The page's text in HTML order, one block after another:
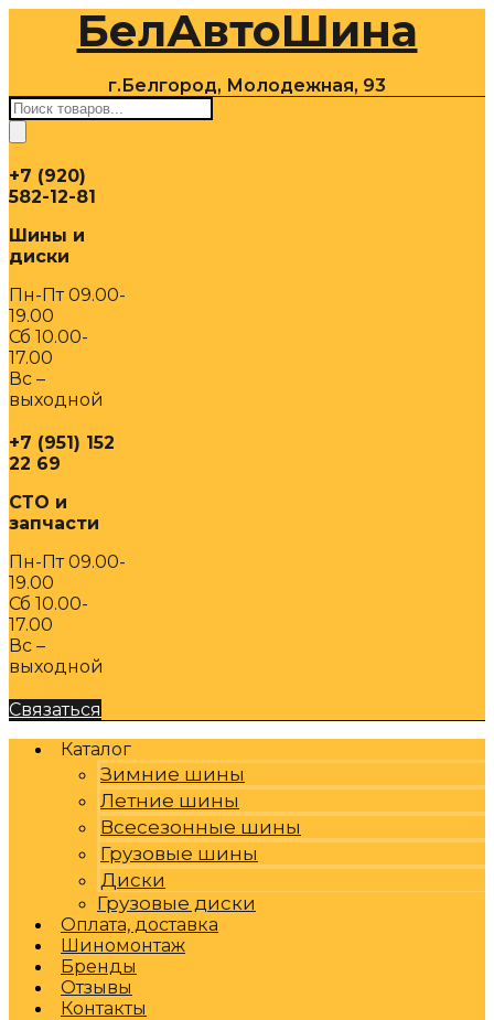
содержимомуБелАвтоШина
г.Белгород, Молодежная, 93
Поиск
товаров
+7 (920)
582-12-81
Шины и
диски
Пн-Пт 09.00-
19.00
Сб 10.00-
17.00
Вс –
выходной
+7 (951) 152
22 69
СТО и
запчасти
Пн-Пт 09.00-
19.00
Сб 10.00-
17.00
Вс –
выходной
Связаться
Каталог
Зимние шины
Летние шины
Всесезонные шины
Грузовые шины
Диски
Грузовые диски
Оплата, доставка
Шиномонтаж
Бренды
Отзывы
Контакты